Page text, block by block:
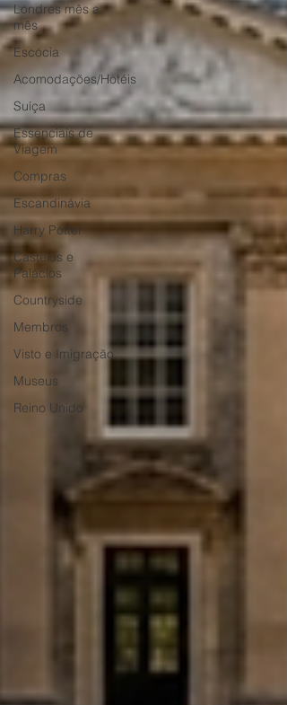
Londres mês a
mês
Escócia
Acomodações/Hotéis
Suíça
Essenciais de
Viagem
Compras
Escandinávia
Harry Potter
Castelos e
Palácios
Countryside
Membros
Visto e Imigração
Museus
Reino Unido